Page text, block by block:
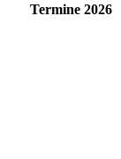
Termine 2026